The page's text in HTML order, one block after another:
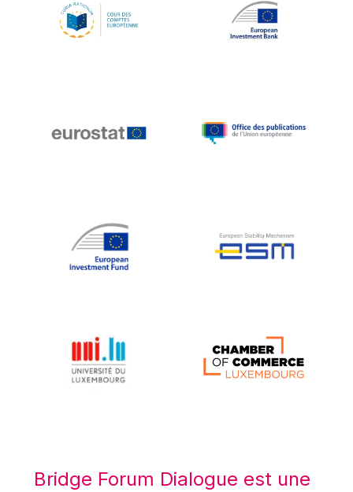
Mario Monti
Michael Berry
Mireille Delmas-Marty
Nobuo Tanaka
Patrizia Nanz
Robert Goebbels
Bridge Forum Dialogue est une